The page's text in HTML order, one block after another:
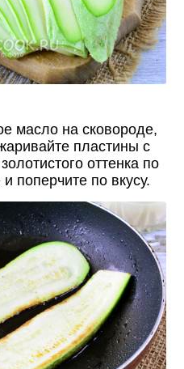
масло на сковороде,
пластины с
оттенка по
поперчите по вкусу.